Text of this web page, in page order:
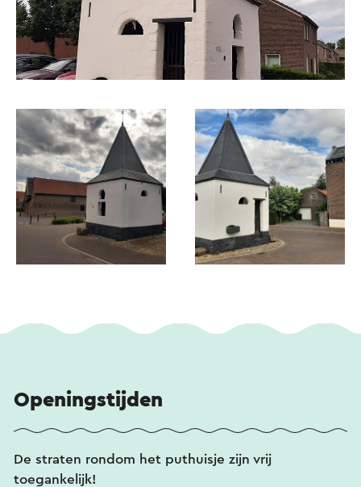
Openingstijden
De straten rondom het puthuisje zijn vrij
toegankelijk!